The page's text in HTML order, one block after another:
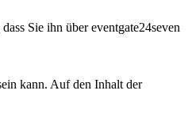
Sie ihn über eventgate24seven
kann. Auf den Inhalt der